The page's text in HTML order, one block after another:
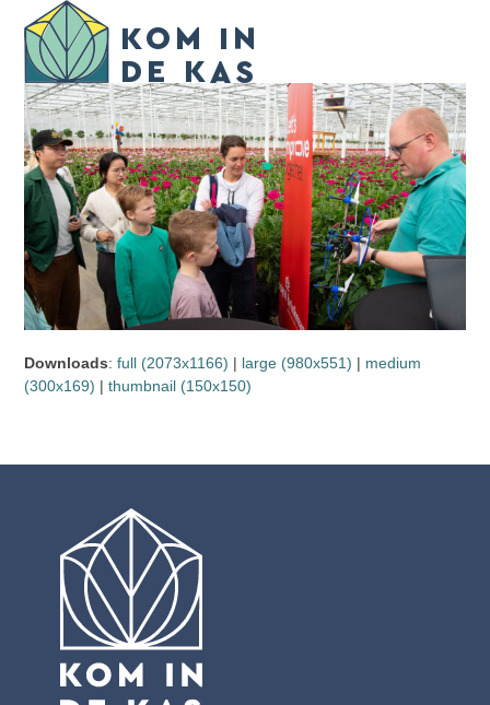
content
Open
mobile
menu
Close
mobile
menu
Downloads:full (2073x1166) | large (980x551) | medium
(300x169) |thumbnail (150x150)